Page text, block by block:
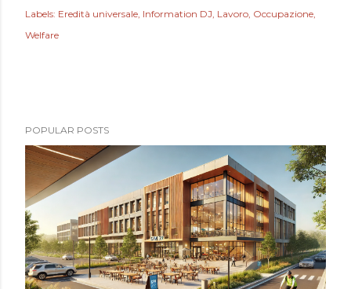
Labels: Eredità universale Information DJ Lavoro Occupazione
Welfare
POPULAR POSTS